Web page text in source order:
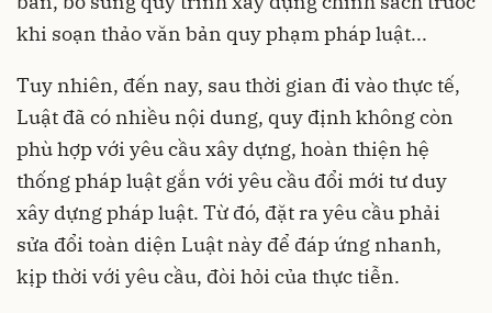
khi soạn thảo văn bản quy phạm pháp luật...
Tuy nhiên, đến nay, sau thời gian đi vào thực tế,
Luật đã có nhiều nội dung, quy định không còn
phù hợp với yêu cầu xây dựng, hoàn thiện hệ
thống pháp luật gắn với yêu cầu đổi mới tư duy
xây dựng pháp luật. Từ đó, đặt ra yêu cầu phải
sửa đổi toàn diện Luật này để đáp ứng nhanh,
kịp thời với yêu cầu, đòi hỏi của thực tiễn.